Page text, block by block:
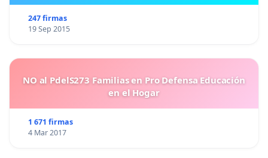
247 firmas
19 Sep 2015
NO al PdelS273 Familias en Pro Defensa Educación
en el Hogar
1 671 firmas
4 Mar 2017